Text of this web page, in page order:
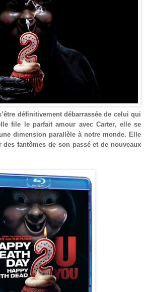
définitivement débarrassée de celui qui
file le parfait amour avec Carter, elle se
dimension parallèle à notre monde. Elle
fantômes de son passé et de nouveaux